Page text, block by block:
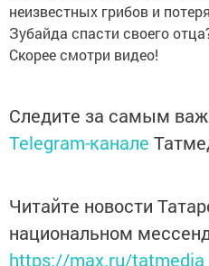
неизвестных грибов и
Зубайда спасти своего
Скорее смотри видео!
Следите за самым
Telegram-канале
Читайте новости
национальном
https://max.ru/tatmedia